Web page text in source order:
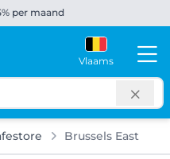
per maand
Vlaams
Brussels East